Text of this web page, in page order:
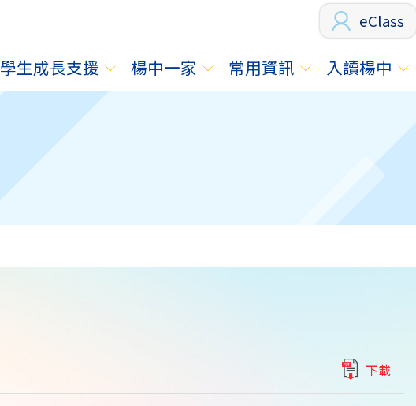
eClass
學生成長支援 楊中一家 常用資訊 入讀楊中
下載